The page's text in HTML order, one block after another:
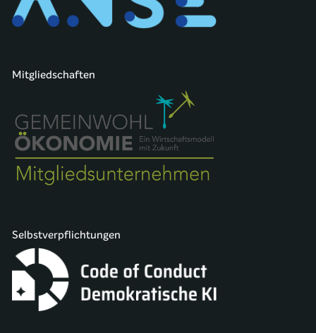
Mitgliedschaften
Selbstverpflichtungen